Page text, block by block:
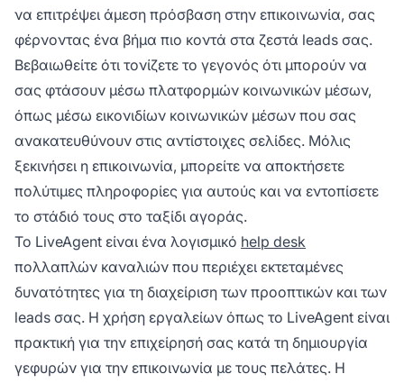
να επιτρέψει άμεση πρόσβαση στην επικοινωνία, σας
φέρνοντας ένα βήμα πιο κοντά στα ζεστά leads σας.
Βεβαιωθείτε ότι τονίζετε το γεγονός ότι μπορούν να
σας φτάσουν μέσω πλατφορμών κοινωνικών μέσων,
όπως μέσω εικονιδίων κοινωνικών μέσων που σας
ανακατευθύνουν στις αντίστοιχες σελίδες. Μόλις
ξεκινήσει η επικοινωνία, μπορείτε να αποκτήσετε
πολύτιμες πληροφορίες για αυτούς και να εντοπίσετε
το στάδιό τους στο ταξίδι αγοράς.
Το LiveAgent είναι ένα λογισμικό help desk
πολλαπλών καναλιών που περιέχει εκτεταμένες
δυνατότητες για τη διαχείριση των προοπτικών και των
leads σας. Η χρήση εργαλείων όπως το LiveAgent είναι
πρακτική για την επιχείρησή σας κατά τη δημιουργία
γεφυρών για την επικοινωνία με τους πελάτες. Η